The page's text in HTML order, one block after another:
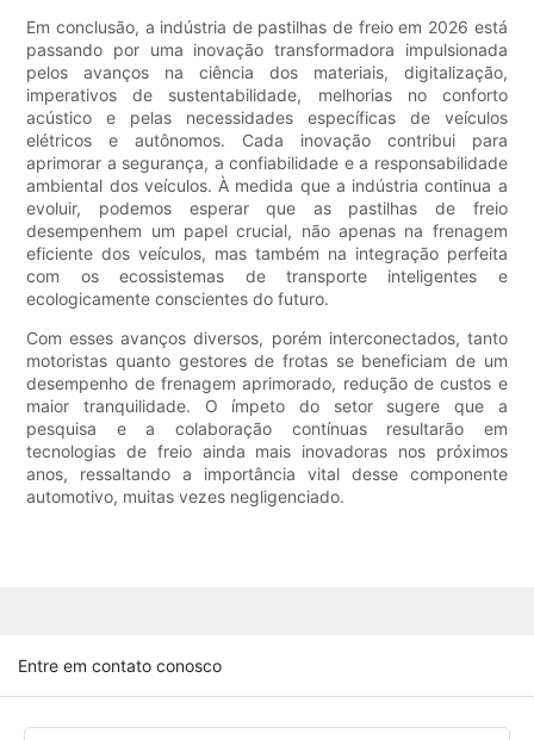
Em conclusão, a indústria de pastilhas de freio em 2026 está
passando por uma inovação transformadora impulsionada
pelos avanços na ciência dos materiais, digitalização,
imperativos de sustentabilidade, melhorias no conforto
acústico e pelas necessidades específicas de veículos
elétricos e autônomos. Cada inovação contribui para
aprimorar a segurança, a confiabilidade e a responsabilidade
ambiental dos veículos. À medida que a indústria continua a
evoluir, podemos esperar que as pastilhas de freio
desempenhem um papel crucial, não apenas na frenagem
eficiente dos veículos, mas também na integração perfeita
com os ecossistemas de transporte inteligentes e
ecologicamente conscientes do futuro.
Com esses avanços diversos, porém interconectados, tanto
motoristas quanto gestores de frotas se beneficiam de um
desempenho de frenagem aprimorado, redução de custos e
maior tranquilidade. O ímpeto do setor sugere que a
pesquisa e a colaboração contínuas resultarão em
tecnologias de freio ainda mais inovadoras nos próximos
anos, ressaltando a importância vital desse componente
automotivo, muitas vezes negligenciado.
Entre em contato conosco